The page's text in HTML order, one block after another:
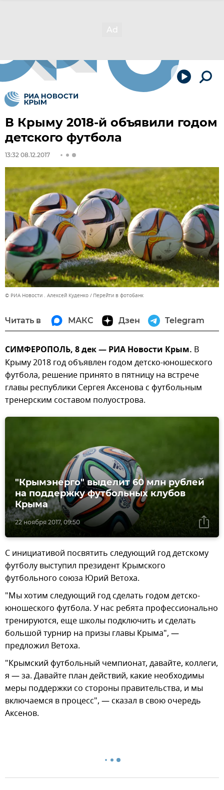
В Крыму 2018-й объявили годом
детского футбола
13:32 08.12.2017
© РИА Новости . Алексей Куденко Перейти в фотобанк
Читать в МАКС Дзен Telegram
СИМФЕРОПОЛЬ, 8 дек — РИА Новости Крым. В
Крыму 2018 год объявлен годом детско-юношеского
футбола, решение принято в пятницу на встрече
главы республики Сергея Аксенова с футбольным
тренерским составом полуострова.
22 ноября 2017, 09:50
"Крымэнерго" выделит 60 млн рублей
на поддержку футбольных клубов
Крыма
С инициативой посвятить следующий год детскому
футболу выступил президент Крымского
футбольного союза Юрий Ветоха.
"Мы хотим следующий год сделать годом детско-
юношеского футбола. У нас ребята профессионально
тренируются, еще школы подключить и сделать
большой турнир на призы главы Крыма", —
предложил Ветоха.
"Крымский футбольный чемпионат, давайте, коллеги,
я — за. Давайте план действий, какие необходимы
меры поддержки со стороны правительства, и мы
включаемся в процесс", — сказал в свою очередь
Аксенов.